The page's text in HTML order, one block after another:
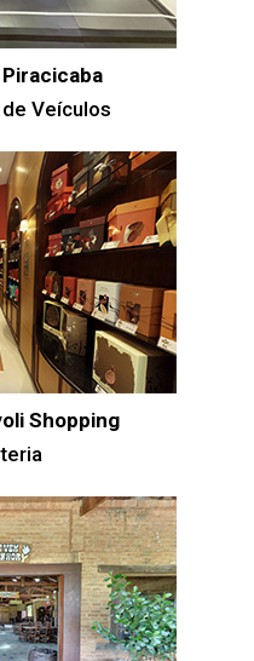
Veículos
Shopping